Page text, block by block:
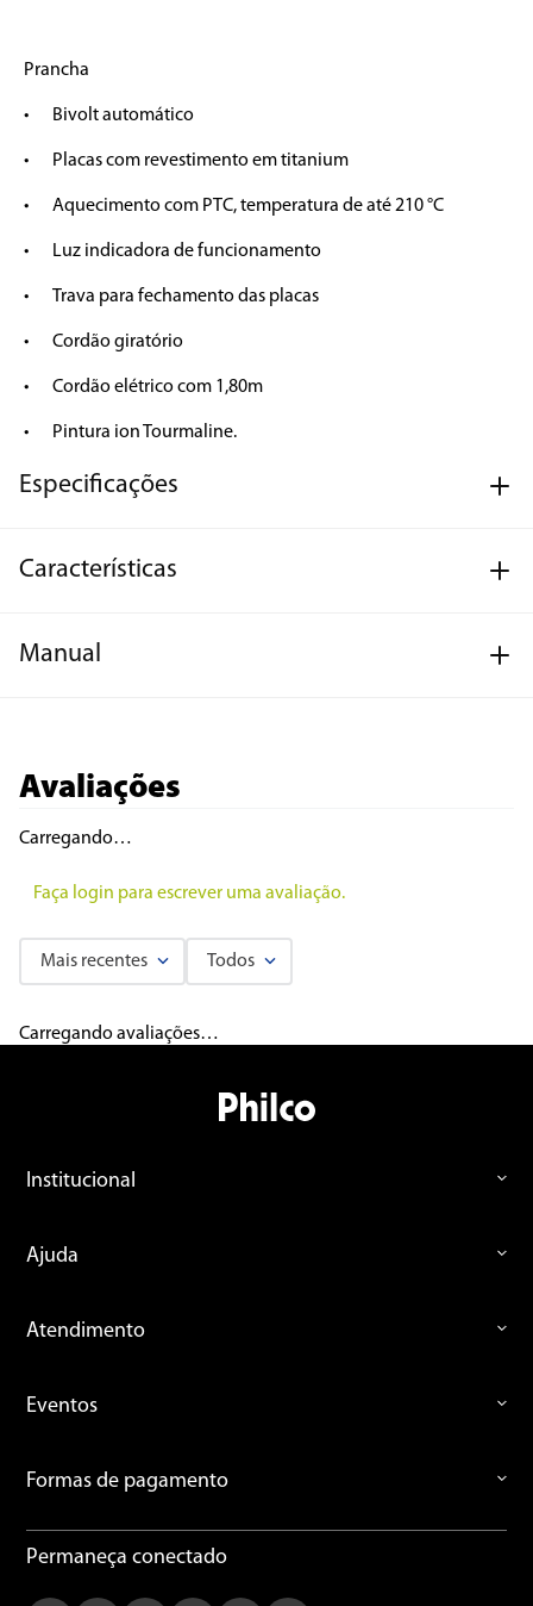
Prancha
•	Bivolt automático
•	Placas com revestimento em titanium
•	Aquecimento com PTC, temperatura de até 210 °C
•	Luz indicadora de funcionamento
•	Trava para fechamento das placas
•	Cordão giratório
•	Cordão elétrico com 1,80m
•	Pintura ion Tourmaline.
Especificações
Características
Manual
Avaliações
Carregando…
Faça login para escrever uma avaliação.
Mais recentes Todos
Carregando avaliações…
Institucional
Ajuda
Atendimento
Eventos
Formas de pagamento
Permaneça conectado